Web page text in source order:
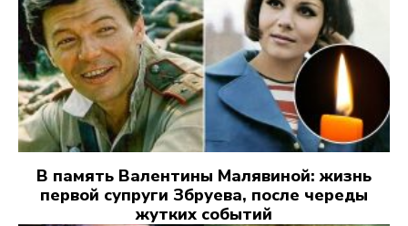
В память Валентины Малявиной: жизнь
первой супруги Збруева, после череды
жутких событий